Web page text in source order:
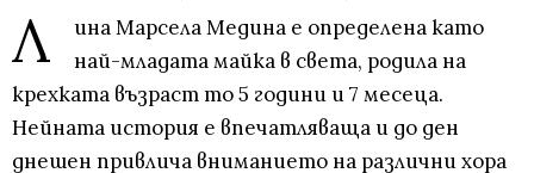
Л
ина Марсела Медина е определена като
най-младата майка в света, родила на
крехката възраст то 5 години и 7 месеца.
Нейната история е впечатляваща и до ден
днешен привлича вниманието на различни хора